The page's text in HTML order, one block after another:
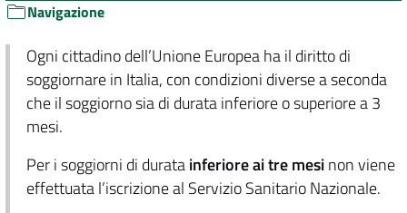
Navigazione
Ogni cittadino dell’Unione Europea ha il diritto di
soggiornare in Italia, con condizioni diverse a seconda
che il soggiorno sia di durata inferiore o superiore a 3
mesi.
Per i soggiorni di duratainferiore ai tre mesinon viene
effettuata l’iscrizione al Servizio Sanitario Nazionale.